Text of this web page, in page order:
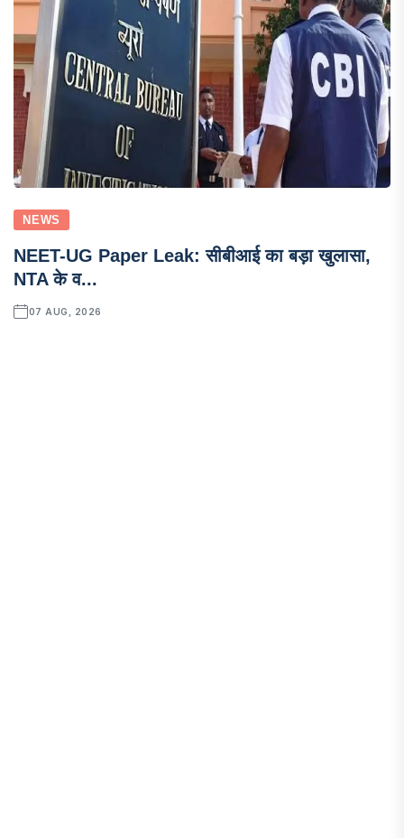
NEWS
NEET-UG Paper Leak: सीबीआई का बड़ा खुलासा,
NTA के व...
07 AUG, 2026